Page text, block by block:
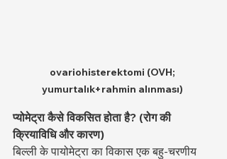
ovariohisterektomi (OVH;
yumurtalık+rahmin alınması)
प्योमेट्रा कैसे विकसित होता है? (रोग की
क्रियाविधि और कारण)
बिल्ली के पायोमेट्रा का विकास एक बहु-चरणीय